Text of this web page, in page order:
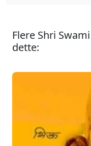
Flere Shri
dette: